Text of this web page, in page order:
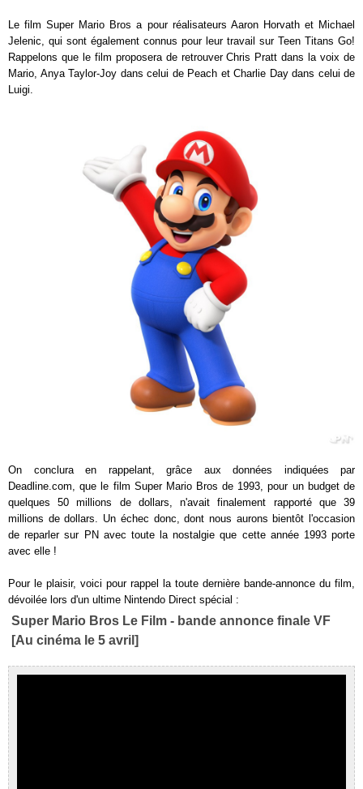
Le film Super Mario Bros a pour réalisateurs Aaron Horvath et Michael
Jelenic, qui sont également connus pour leur travail sur Teen Titans Go!
Rappelons que le film proposera de retrouver Chris Pratt dans la voix de
Mario, Anya Taylor-Joy dans celui de Peach et Charlie Day dans celui de
Luigi.
On conclura en rappelant, grâce aux données indiquées par
Deadline.com, que le film Super Mario Bros de 1993, pour un budget de
quelques 50 millions de dollars, n'avait finalement rapporté que 39
millions de dollars. Un échec donc, dont nous aurons bientôt l'occasion
de reparler sur PN avec toute la nostalgie que cette année 1993 porte
avec elle !
Pour le plaisir, voici pour rappel la toute dernière bande-annonce du film,
dévoilée lors d'un ultime Nintendo Direct spécial :
Super Mario Bros Le Film - bande annonce finale VF
[Au cinéma le 5 avril]